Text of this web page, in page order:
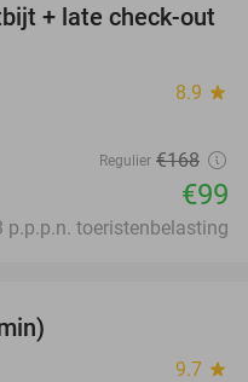
41%
+ late check-out
8.9 star
Regulier €168
€99
p.p.p.n. toeristenbelasting
9.7 star